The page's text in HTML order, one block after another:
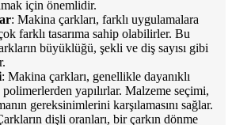
için önemlidir.
: Makina çarkları, farklı uygulamalara
farklı tasarıma sahip olabilirler. Bu
büyüklüğü, şekli ve diş sayısı gibi
: Makina çarkları, genellikle dayanıklı
yapılırlar. Malzeme seçimi,
gereksinimlerini karşılamasını sağlar.
dişli oranları, bir çarkın dönme